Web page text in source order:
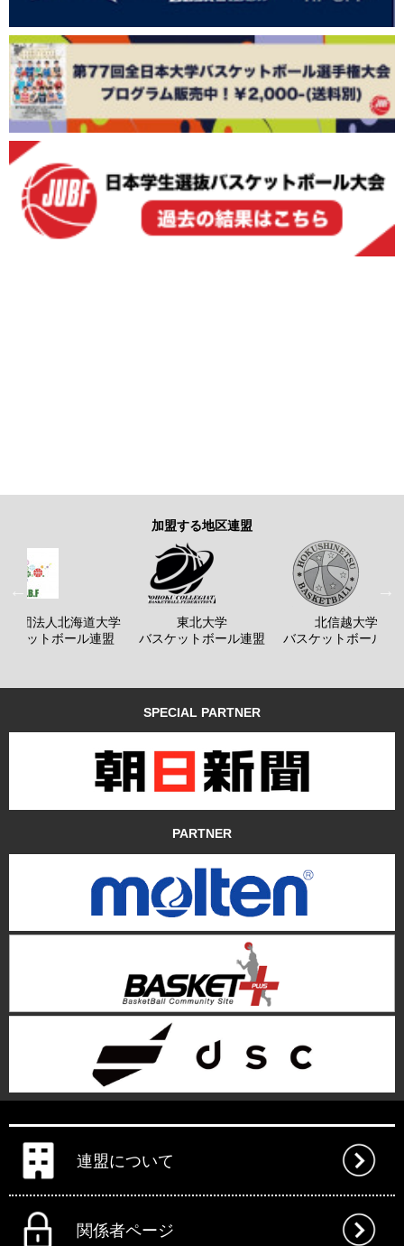
加盟する地区連盟
社団法人北海道大学
ケットボール連盟
東北大学
バスケットボール連盟
北信越大学
バスケットボール連
SPECIAL PARTNER
PARTNER
連盟について
関係者ページ